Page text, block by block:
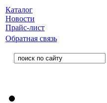
Каталог
Новости
Прайс-лист
Обратная связь